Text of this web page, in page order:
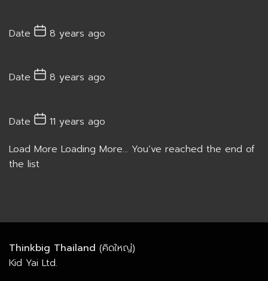
Date 8 years ago
Date 8 years ago
Date
11 years ago
Load More Loading More... You’ve reached the end of
the list
Thinkbig Thailand (คิดใหญ่)
Kid Yai Ltd.